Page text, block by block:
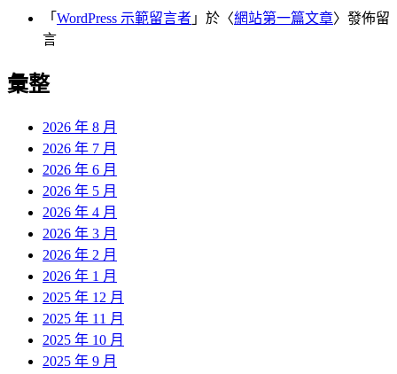
「 WordPress 示範留言者 」於〈網站第一篇文章〉發佈留
言
彙整
2026 年 8 月
2026 年 7 月
2026 年 6 月
2026 年 5 月
2026 年 4 月
2026 年 3 月
2026 年 2 月
2026 年 1 月
2025 年 12 月
2025 年 11 月
2025 年 10 月
2025 年 9 月